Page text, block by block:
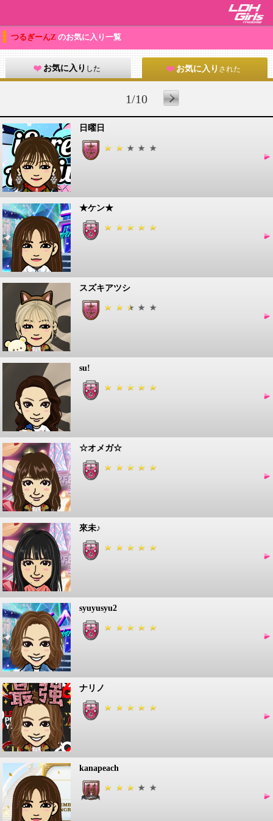
つるぎーんZ のお気に入り一覧
お気に入り した お気に入り された
1/10
日曜日
★ケン★
スズキアツシ
su!
☆オメガ☆
來未♪
syuyusyu2
ナリノ
kanapeach